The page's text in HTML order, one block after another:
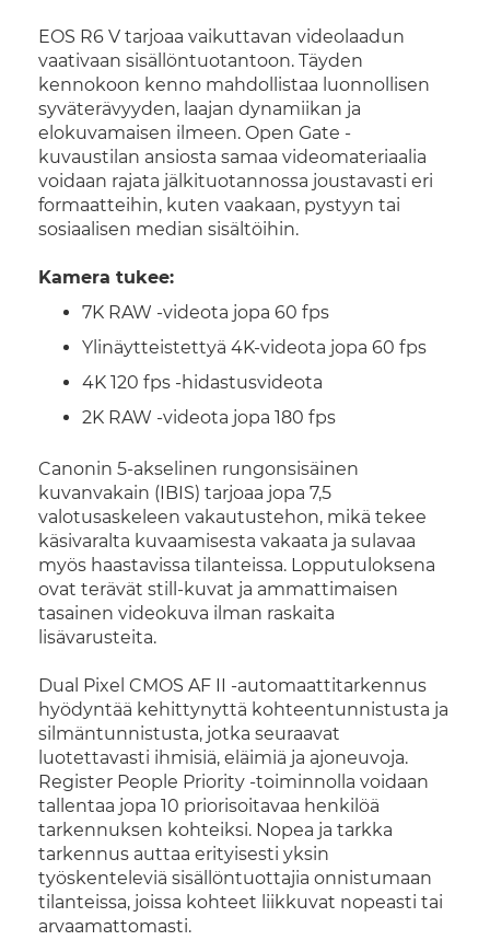
EOS R6 V tarjoaa vaikuttavan videolaadun
vaativaan sisällöntuotantoon. Täyden
kennokoon kenno mahdollistaa luonnollisen
syväterävyyden, laajan dynamiikan ja
elokuvamaisen ilmeen. Open Gate -
kuvaustilan ansiosta samaa videomateriaalia
voidaan rajata jälkituotannossa joustavasti eri
formaatteihin, kuten vaakaan, pystyyn tai
sosiaalisen median sisältöihin.
Kamera tukee:
7K RAW -videota jopa 60 fps
Ylinäytteistettyä 4K-videota jopa 60 fps
4K 120 fps -hidastusvideota
2K RAW -videota jopa 180 fps
Canonin 5-akselinen rungonsisäinen
kuvanvakain (IBIS) tarjoaa jopa 7,5
valotusaskeleen vakautustehon, mikä tekee
käsivaralta kuvaamisesta vakaata ja sulavaa
myös haastavissa tilanteissa. Lopputuloksena
ovat terävät still-kuvat ja ammattimaisen
tasainen videokuva ilman raskaita
lisävarusteita.
Dual Pixel CMOS AF II -automaattitarkennus
hyödyntää kehittynyttä kohteentunnistusta ja
silmäntunnistusta, jotka seuraavat
luotettavasti ihmisiä, eläimiä ja ajoneuvoja.
Register People Priority -toiminnolla voidaan
tallentaa jopa 10 priorisoitavaa henkilöä
tarkennuksen kohteiksi. Nopea ja tarkka
tarkennus auttaa erityisesti yksin
työskenteleviä sisällöntuottajia onnistumaan
tilanteissa, joissa kohteet liikkuvat nopeasti tai
arvaamattomasti.